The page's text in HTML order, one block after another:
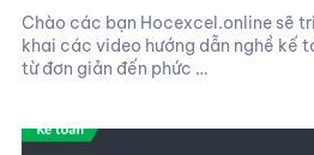
Chào các bạn Hocexcel.online sẽ
khai các video hướng dẫn nghề kế
từ đơn giản đến phức …